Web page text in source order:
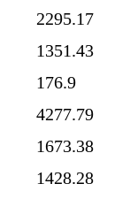
2295.17
1351.43
176.9
4277.79
1673.38
1428.28